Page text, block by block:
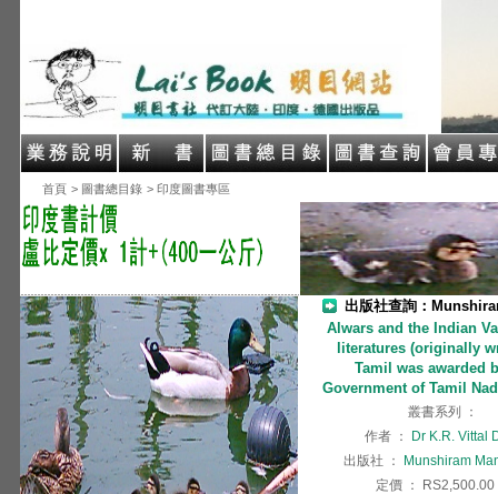
首頁 > 圖書總目錄 > 印度圖書專區
出版社查詢：
Alwars and the Indian
literatures (originally
Tamil was awarded
Government of Tamil
叢書系列
：
作者 ：
Dr K.R. Vittal
出版社
：
Munshiram
定價 ： RS2,500.00